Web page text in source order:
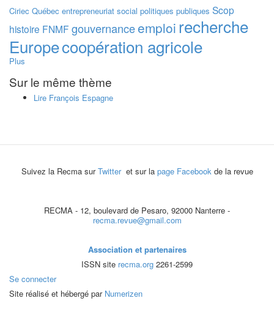
Ciriec Québec entrepreneuriat social politiques publiques Scop
histoire FNMF gouvernanceemploi recherche
Europecoopération agricole
Plus
Sur le même thème
Lire François Espagne
Suivez la Recma surTwitter et sur la page Facebook de la revue
RECMA - 12, boulevard de Pesaro, 92000 Nanterre -
recma.revue@gmail.com
Association et partenaires
ISSN site recma.org 2261-2599
Se connecter
Site réalisé et hébergé par Numerizen